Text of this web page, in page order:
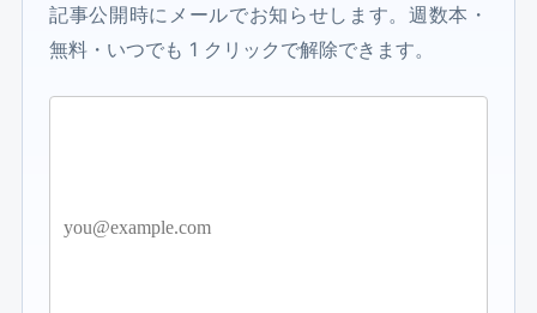
記事公開時にメールでお知らせします。週数本・
無料・いつでも 1 クリックで解除できます。